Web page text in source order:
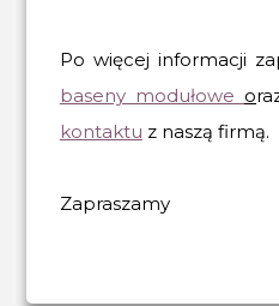
Po więcej informacji
baseny modułowe o
kontaktu z naszą firmą.
Zapraszamy